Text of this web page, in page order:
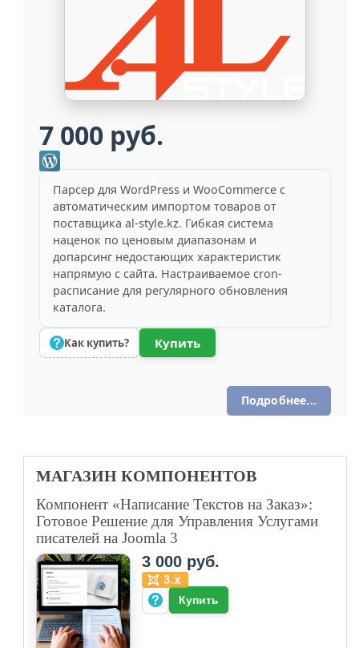
Разработан сайт на CMS Joomla 3 для
компании «Цветущий сад». Проект
объединил функционал интернет-магазина,
расширенную фотогалерею и кастомные
модули, обеспечив удобное управление
контентом и товарными позициями.